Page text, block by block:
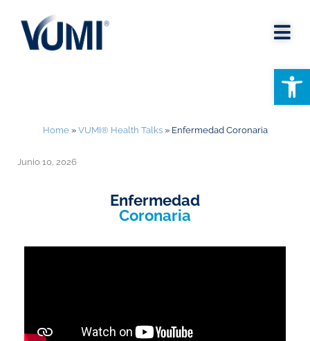
Abrir
Home» VUMI® Health Talks» Enfermedad Coronaria
Junio 10, 2026
Enfermedad
Coronaria